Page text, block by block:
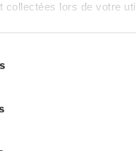
collectées lors de votre